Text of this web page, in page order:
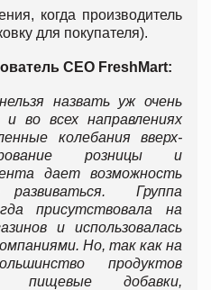
когда производитель
для покупателя).
CEO FreshMart:
назвать уж очень
во всех направлениях
колебания вверх-
розницы и
дает возможность
развиваться. Группа
присутствовала на
и использовалась
Но, так как на
продуктов
пищевые добавки,